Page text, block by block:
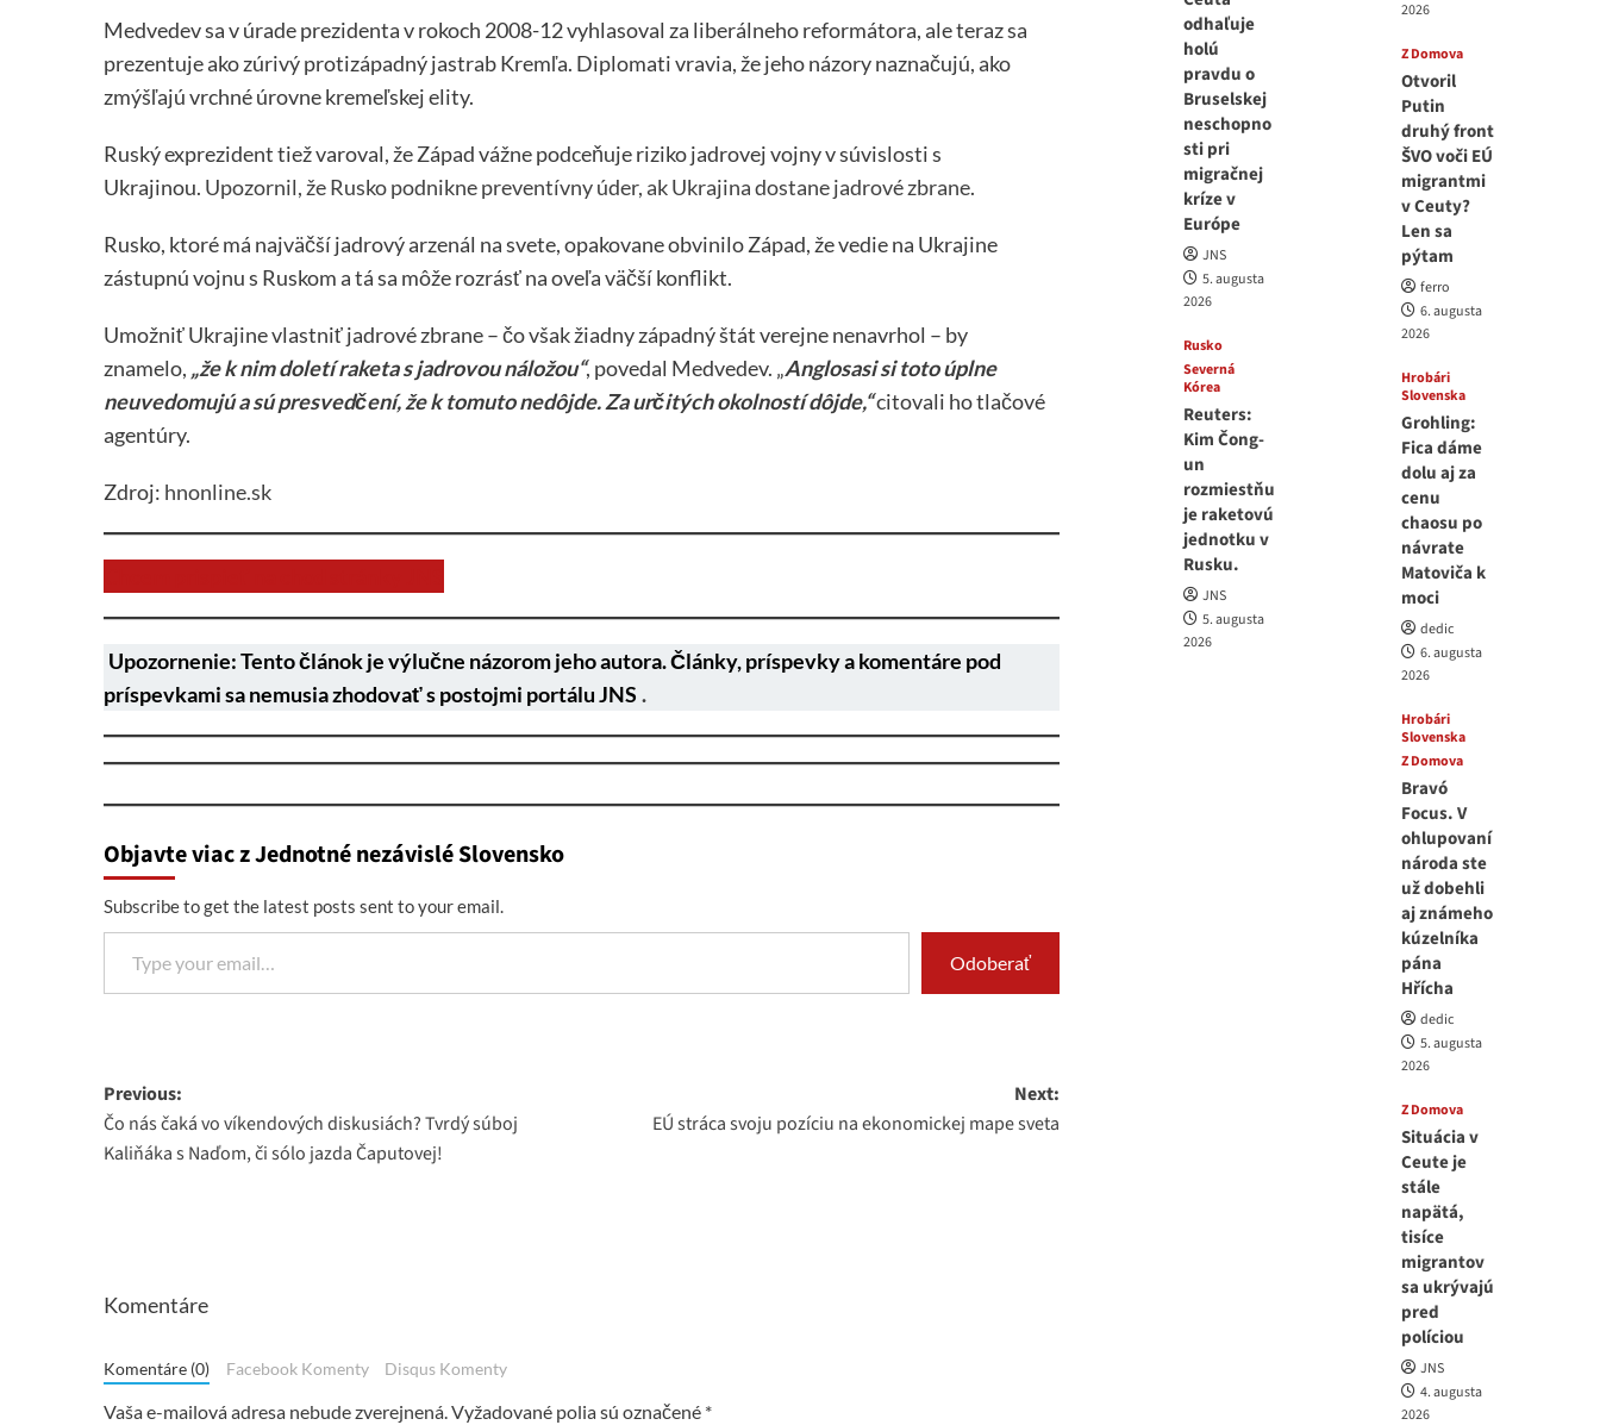
Medvedev sa v úrade prezidenta v rokoch 2008-12 vyhlasoval za liberálneho reformátora, ale teraz sa
prezentuje ako zúrivý protizápadný jastrab Kremľa. Diplomati vravia, že jeho názory naznačujú, ako
zmýšľajú vrchné úrovne kremeľskej elity.
Ruský exprezident tiež varoval, že Západ vážne podceňuje riziko jadrovej vojny v súvislosti s
Ukrajinou. Upozornil, že Rusko podnikne preventívny úder, ak Ukrajina dostane jadrové zbrane.
Rusko, ktoré má najväčší jadrový arzenál na svete, opakovane obvinilo Západ, že vedie na Ukrajine
zástupnú vojnu s Ruskom a tá sa môže rozrásť na oveľa väčší konflikt.
Umožniť Ukrajine vlastniť jadrové zbrane – čo však žiadny západný štát verejne nenavrhol – by
znamelo, „že k nim doletí raketa s jadrovou náložou“, povedal Medvedev. „Anglosasi si toto úplne
neuvedomujú a sú presvedčení, že k tomuto nedôjde. Za určitých okolností dôjde,“citovali ho tlačové
agentúry.
Zdroj: hnonline.sk
Upozornenie: Tento článok je výlučne názorom jeho autora. Články, príspevky a komentáre pod
príspevkami sa nemusia zhodovať s postojmi portálu JNS .
Objavte viac z Jednotné nezávislé Slovensko
Subscribe to get the latest posts sent to your email.
Type your email…
Odoberať
Post
navigation
Previous:
Čo nás čaká vo víkendových diskusiách? Tvrdý súboj
Kaliňáka s Naďom, či sólo jazda Čaputovej!
Next:
EÚ stráca svoju pozíciu na ekonomickej mape sveta
Komentáre
Komentáre (0) Facebook Komenty Disqus Komenty
Vaša e-mailová adresa nebude zverejnená. Vyžadované polia sú označené *
odhaľuje
holú
pravdu o
Bruselskej
neschopno
sti pri
migračnej
kríze v
Európe
JNS
5. augusta
2026
Rusko
Severná
Kórea
Reuters:
Kim Čong-
un
rozmiestňu
je raketovú
jednotku v
Rusku.
JNS
5. augusta
2026
2026
Z Domova
Otvoril
Putin
druhý front
ŠVO voči EÚ
migrantmi
v Ceuty?
Len sa
pýtam
ferro
6. augusta
2026
Hrobári
Slovenska
Grohling:
Fica dáme
dolu aj za
cenu
chaosu po
návrate
Matoviča k
moci
dedic
6. augusta
2026
Hrobári
Slovenska
Z Domova
Bravó
Focus. V
ohlupovaní
národa ste
už dobehli
aj známeho
kúzelníka
pána
Hřícha
dedic
5. augusta
2026
Z Domova
Situácia v
Ceute je
stále
napätá,
tisíce
migrantov
sa ukrývajú
pred
políciou
JNS
4. augusta
2026